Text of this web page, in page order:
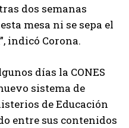
dos semanas
mesa ni se sepa el
indicó Corona.
días la CONES
sistema de
de Educación
entre sus contenidos